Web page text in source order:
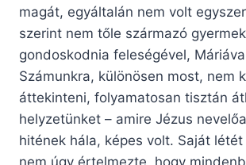
magát, egyáltalán nem volt
szerint nem tőle származó
gondoskodnia feleségével,
Számunkra, különösen most, nem
áttekinteni, folyamatosan tisztán
helyzetünket – amire Jézus
hitének hála, képes volt. Saját